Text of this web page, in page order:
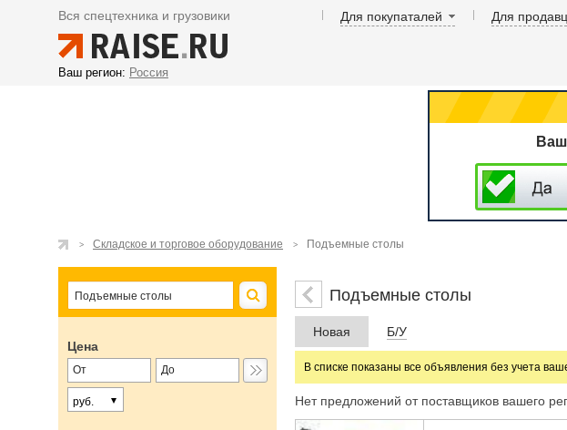
Вся спецтехника и грузовики Для покупаталей Для
Ваш регион: Россия
Складское и торговое оборудование Подъемные столы
Цена
руб.
Подъемные столы
Новая Б/У
В списке показаны все объявления без учета
Нет предложений от поставщиков вашего